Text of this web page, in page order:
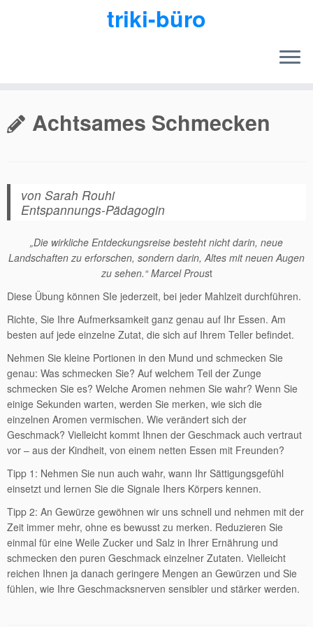
Inhalt
springen
triki-büro
Achtsames Schmecken
von Sarah Rouhi
Entspannungs-Pädagogin
„Die wirkliche Entdeckungsreise besteht nicht darin, neue
Landschaften zu erforschen, sondern darin, Altes mit neuen Augen
zu sehen.“ Marcel Proust
Diese Übung können SIe jederzeit, bei jeder Mahlzeit durchführen.
Richte, Sie Ihre Aufmerksamkeit ganz genau auf Ihr Essen. Am
besten auf jede einzelne Zutat, die sich auf Ihrem Teller befindet.
Nehmen Sie kleine Portionen in den Mund und schmecken Sie
genau: Was schmecken Sie? Auf welchem Teil der Zunge
schmecken Sie es? Welche Aromen nehmen Sie wahr? Wenn Sie
einige Sekunden warten, werden Sie merken, wie sich die
einzelnen Aromen vermischen. Wie verändert sich der
Geschmack? Vielleicht kommt Ihnen der Geschmack auch vertraut
vor – aus der Kindheit, von einem netten Essen mit Freunden?
Tipp 1: Nehmen Sie nun auch wahr, wann Ihr Sättigungsgefühl
einsetzt und lernen Sie die Signale Ihers Körpers kennen.
Tipp 2: An Gewürze gewöhnen wir uns schnell und nehmen mit der
Zeit immer mehr, ohne es bewusst zu merken. Reduzieren Sie
einmal für eine Weile Zucker und Salz in Ihrer Ernährung und
schmecken den puren Geschmack einzelner Zutaten. Vielleicht
reichen Ihnen ja danach geringere Mengen an Gewürzen und Sie
fühlen, wie Ihre Geschmacksnerven sensibler und stärker werden.